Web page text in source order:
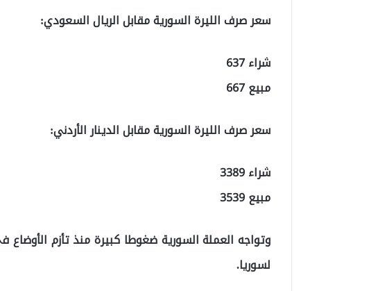
سعر صرف الليرة السورية مقابل الريال السعودي:
شراء 637
مبيع 667
سعر صرف الليرة السورية مقابل الدينار الأردني:
شراء 3389
مبيع 3539
وتواجه العملة السورية ضغوطا كبيرة منذ تأزم الأوضاع
لسوريا.